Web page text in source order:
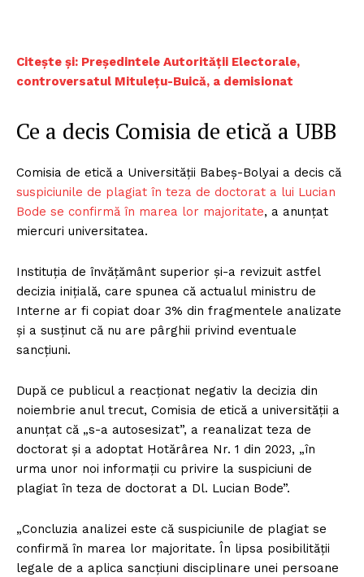
Citește și: Președintele Autorității Electorale,
controversatul Mitulețu-Buică, a demisionat
Ce a decis Comisia de etică a UBB
Comisia de etică a Universității Babeș-Bolyai a decis că
suspiciunile de plagiat în teza de doctorat a lui Lucian
Bode se confirmă în marea lor majoritate, a anunțat
miercuri universitatea.
Instituția de învățământ superior și-a revizuit astfel
decizia inițială, care spunea că actualul ministru de
Interne ar fi copiat doar 3% din fragmentele analizate
și a susținut că nu are pârghii privind eventuale
sancțiuni.
După ce publicul a reacționat negativ la decizia din
noiembrie anul trecut, Comisia de etică a universității a
anunțat că „s-a autosesizat”, a reanalizat teza de
doctorat și a adoptat Hotărârea Nr. 1 din 2023, „în
urma unor noi informații cu privire la suspiciuni de
plagiat în teza de doctorat a Dl. Lucian Bode”.
„Concluzia analizei este că suspiciunile de plagiat se
confirmă în marea lor majoritate. În lipsa posibilității
legale de a aplica sancțiuni disciplinare unei persoane